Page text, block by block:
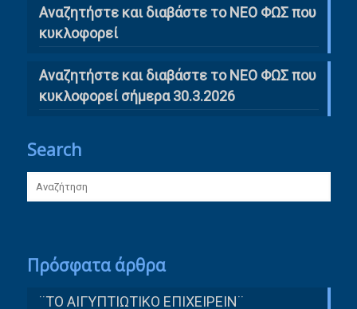
Αναζητήστε και διαβάστε το ΝΕΟ ΦΩΣ που
κυκλοφορεί
Αναζητήστε και διαβάστε το ΝΕΟ ΦΩΣ που
κυκλοφορεί σήμερα 30.3.2026
Search
Πρόσφατα άρθρα
¨ΤΟ ΑΙΓΥΠΤΙΩΤΙΚΟ ΕΠΙΧΕΙΡΕΙΝ¨